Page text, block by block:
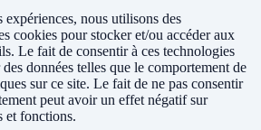
nous utilisons des
cookies pour stocker et/ou accéder aux
Le fait de consentir à ces technologies
données telles que le comportement de
sur ce site. Le fait de ne pas consentir
peut avoir un effet négatif sur
et fonctions.